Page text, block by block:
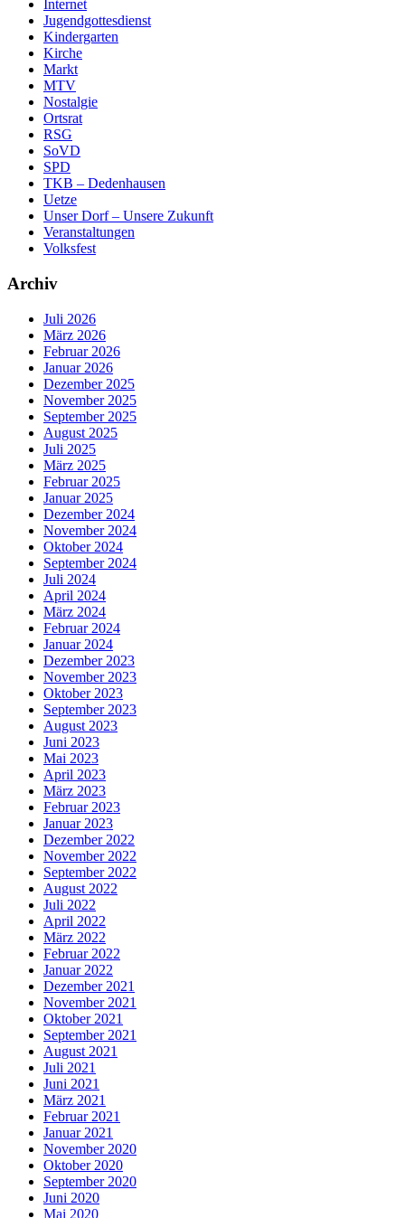
Internet
Jugendgottesdienst
Kindergarten
Kirche
Markt
MTV
Nostalgie
Ortsrat
RSG
SoVD
SPD
TKB – Dedenhausen
Uetze
Unser Dorf – Unsere Zukunft
Veranstaltungen
Volksfest
Archiv
Juli 2026
März 2026
Februar 2026
Januar 2026
Dezember 2025
November 2025
September 2025
August 2025
Juli 2025
März 2025
Februar 2025
Januar 2025
Dezember 2024
November 2024
Oktober 2024
September 2024
Juli 2024
April 2024
März 2024
Februar 2024
Januar 2024
Dezember 2023
November 2023
Oktober 2023
September 2023
August 2023
Juni 2023
Mai 2023
April 2023
März 2023
Februar 2023
Januar 2023
Dezember 2022
November 2022
September 2022
August 2022
Juli 2022
April 2022
März 2022
Februar 2022
Januar 2022
Dezember 2021
November 2021
Oktober 2021
September 2021
August 2021
Juli 2021
Juni 2021
März 2021
Februar 2021
Januar 2021
November 2020
Oktober 2020
September 2020
Juni 2020
Mai 2020